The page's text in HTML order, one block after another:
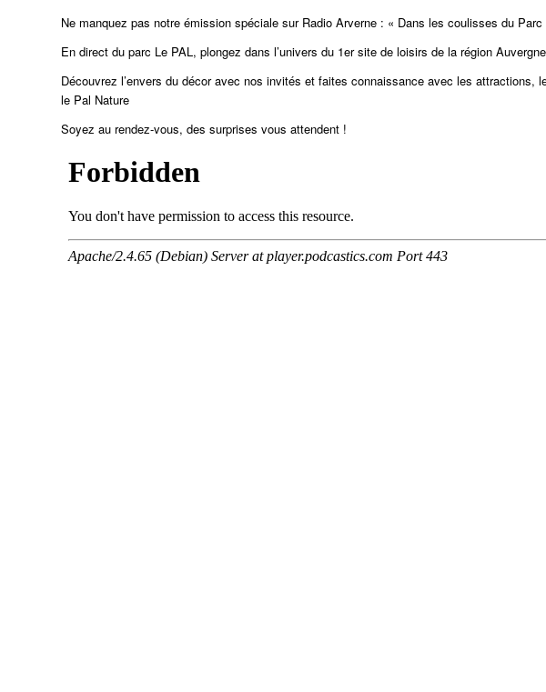
Ne manquez pas notre émission spéciale sur Radio Arverne : « Dans les coulisses du Parc
En direct du parc Le PAL, plongez dans l’univers du 1er site de loisirs de la région
Découvrez l’envers du décor avec nos invités et faites connaissance avec les attractions,
le Pal Nature
Soyez au rendez-vous, des surprises vous attendent !